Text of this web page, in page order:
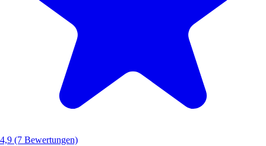
4,9 (7 Bewertungen)